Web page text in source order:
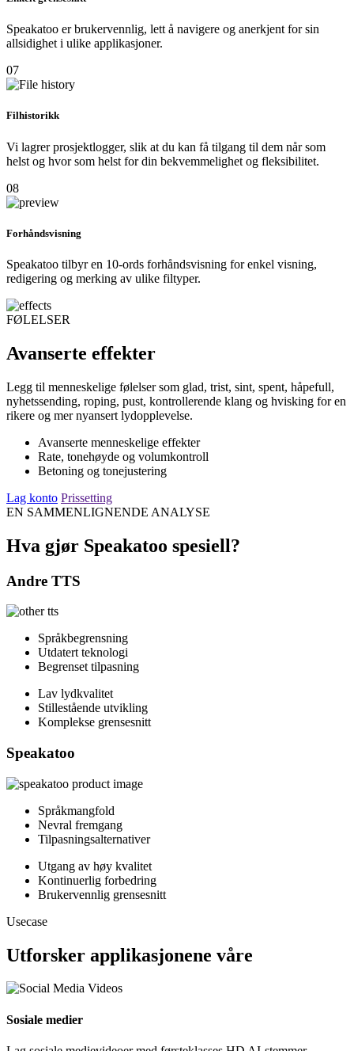
Speakatoo er brukervennlig, lett å navigere og anerkjent for sin
allsidighet i ulike applikasjoner.
07
Filhistorikk
Vi lagrer prosjektlogger, slik at du kan få tilgang til dem når som
helst og hvor som helst for din bekvemmelighet og fleksibilitet.
08
Forhåndsvisning
Speakatoo tilbyr en 10-ords forhåndsvisning for enkel visning,
redigering og merking av ulike filtyper.
FØLELSER
Avanserte effekter
Legg til menneskelige følelser som glad, trist, sint, spent, håpefull,
nyhetssending, roping, pust, kontrollerende klang og hvisking for en
rikere og mer nyansert lydopplevelse.
Avanserte menneskelige effekter
Rate, tonehøyde og volumkontroll
Betoning og tonejustering
Lag konto Prissetting
EN SAMMENLIGNENDE ANALYSE
Hva gjør Speakatoo spesiell?
Andre TTS
Språkbegrensning
Utdatert teknologi
Begrenset tilpasning
Lav lydkvalitet
Stillestående utvikling
Komplekse grensesnitt
Speakatoo
Språkmangfold
Nevral fremgang
Tilpasningsalternativer
Utgang av høy kvalitet
Kontinuerlig forbedring
Brukervennlig grensesnitt
Usecase
Utforsker applikasjonene våre
Sosiale medier